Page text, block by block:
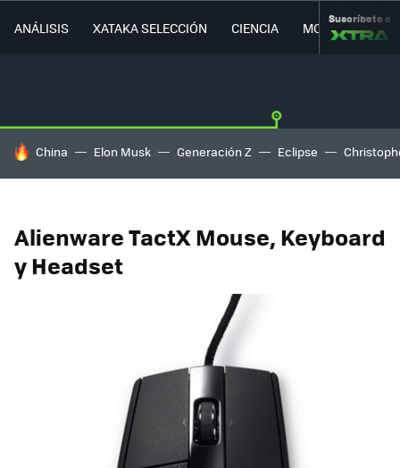
ANÁLISIS XATAKA SELECCIÓN CIENCIA MOVILIDAD
Suscríbete a
HOY SE HABLA DE
China Elon Musk Generación Z Eclipse
Alienware TactX Mouse, Keyboard
y Headset